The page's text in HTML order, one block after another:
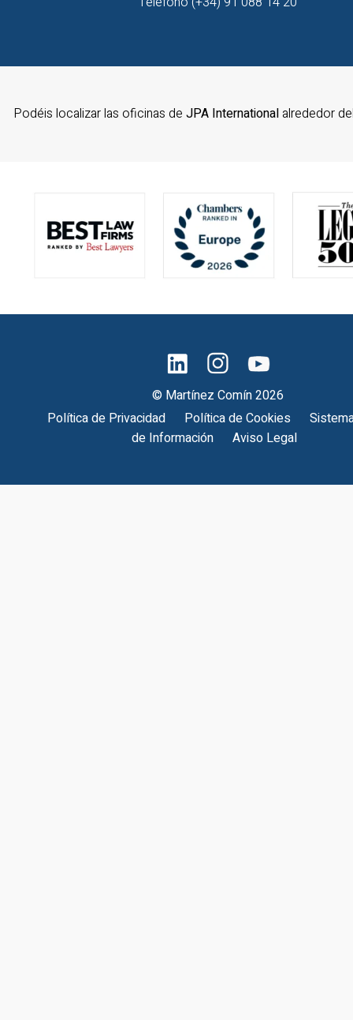
Podéis localizar las oficinas de JPA International alrededor
© Martínez Comín 2026
Política de Privacidad
Política de Cookies
de Información
Aviso Legal